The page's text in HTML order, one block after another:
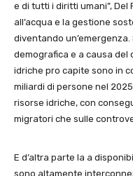
e di tutti i diritti umani”, Del
all’acqua e la gestione
diventando
demografica e a causa del
idriche pro capite sono in
miliardi di persone nel
risorse idriche, con
migratori che sulle
E d’altra parte la a
sono altamente